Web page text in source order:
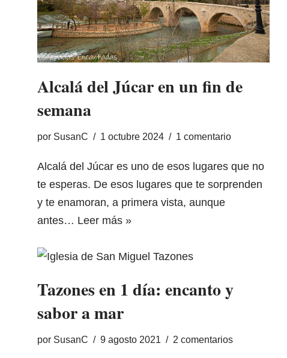
Alcalá del Júcar en un fin de
semana
por SusanC 1 octubre 2024 1 comentario
Alcalá del Júcar es uno de esos lugares que no
te esperas. De esos lugares que te sorprenden
y te enamoran, a primera vista, aunque
antes… Leer más »
Tazones en 1 día: encanto y
sabor a mar
por SusanC 9 agosto 2021 2 comentarios